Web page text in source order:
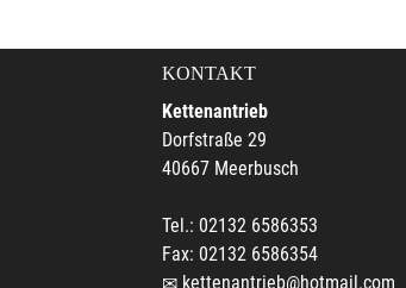
KONTAKT
Kettenantrieb
Dorfstraße 29
40667 Meerbusch
Tel.: 02132 6586353
Fax: 02132 6586354
kettenantrieb@hotmail.com